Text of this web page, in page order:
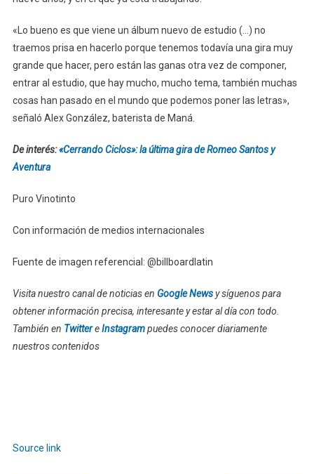
«Lo bueno es que viene un álbum nuevo de estudio (…) no
traemos prisa en hacerlo porque tenemos todavía una gira muy
grande que hacer, pero están las ganas otra vez de componer,
entrar al estudio, que hay mucho, mucho tema, también muchas
cosas han pasado en el mundo que podemos poner las letras»,
señaló Alex González, baterista de Maná.
De interés:«Cerrando Ciclos»: la última gira de Romeo Santos y
Aventura
Puro Vinotinto
Con información de medios internacionales
Fuente de imagen referencial: @billboardlatin
Visita nuestro canal de noticias en Google Newsy síguenos para
obtener información precisa, interesante y estar al día con todo.
También en TwittereInstagrampuedes conocer diariamente
nuestros contenidos
Source link